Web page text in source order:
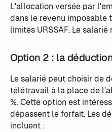
L'allocation versée par
dans le revenu imposable
limites URSSAF. Le
Option 2 : la
Le salarié peut choisir de
télétravail à la place de
%. Cette option est
dépassent le forfait. Les
incluent :